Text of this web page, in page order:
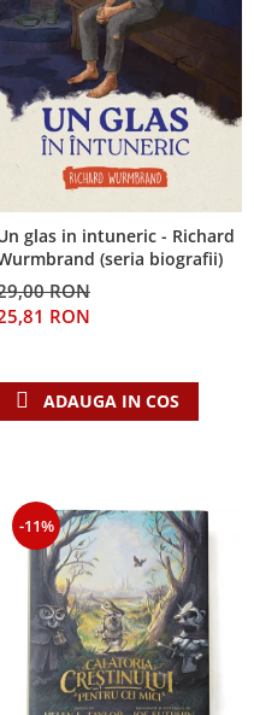
glas in intuneric - Richard
(seria biografii)
RON
RON
ADAUGA IN COS
-11%